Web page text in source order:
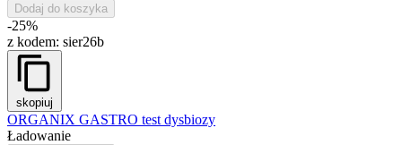
Dodaj do koszyka
-25%
z kodem: sier26b
skopiuj
ORGANIX GASTRO test dysbiozy
Ładowanie